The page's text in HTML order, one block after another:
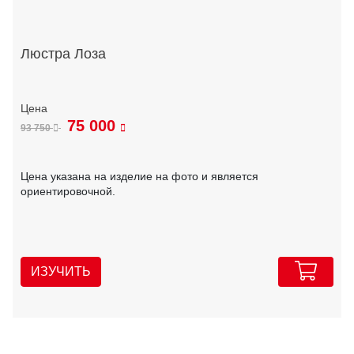
Люстра Лоза
93 750 75 000
Цена указана на изделие на фото и является
ориентировочной.
ИЗУЧИТЬ